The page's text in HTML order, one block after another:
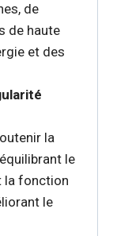
de
de haute
et des
la
le
la fonction
le